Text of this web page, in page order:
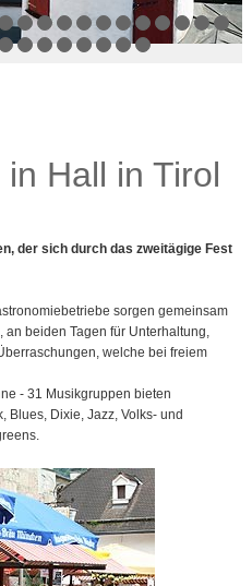
Hall in Tirol
der sich durch das zweitägige Fest
sorgen gemeinsam
an beiden Tagen für Unterhaltung,
welche bei freiem
- 31 Musikgruppen bieten
Blues, Dixie, Jazz, Volks- und